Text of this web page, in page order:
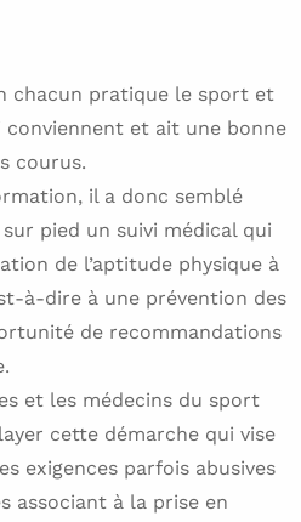
chacun pratique le sport et
conviennent et ait une bonne
courus.
il a donc semblé
pied un suivi médical qui
de l’aptitude physique à
à-dire à une prévention des
de recommandations
et les médecins du sport
cette démarche qui vise
exigences parfois abusives
associant à la prise en